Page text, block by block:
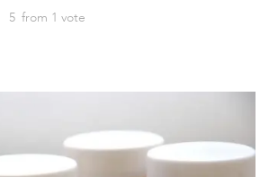
5 from 1 vote